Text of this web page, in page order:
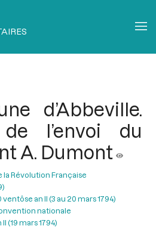
d’Abbeville.
de l’envoi du
A. Dumont
Révolution Française
ventôse an II (3 au 20 mars 1794)
nationale
(19 mars 1794)